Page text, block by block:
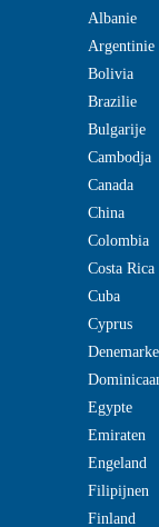
Albanie
Argentinie
Bolivia
Brazilie
Bulgarije
Cambodja
Canada
China
Colombia
Costa Rica
Cuba
Cyprus
Egypte
Emiraten
Engeland
Filipijnen
Finland